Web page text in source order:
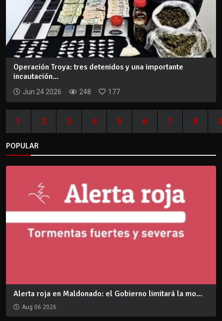
Operación Troya: tres detenidos y una importante
incautación...
Jun 24 2026 248 177
1 2 3 4 5 6 7 8
POPULAR
Alerta roja en Maldonado: el Gobierno limitará la mo...
Aug 06 2026